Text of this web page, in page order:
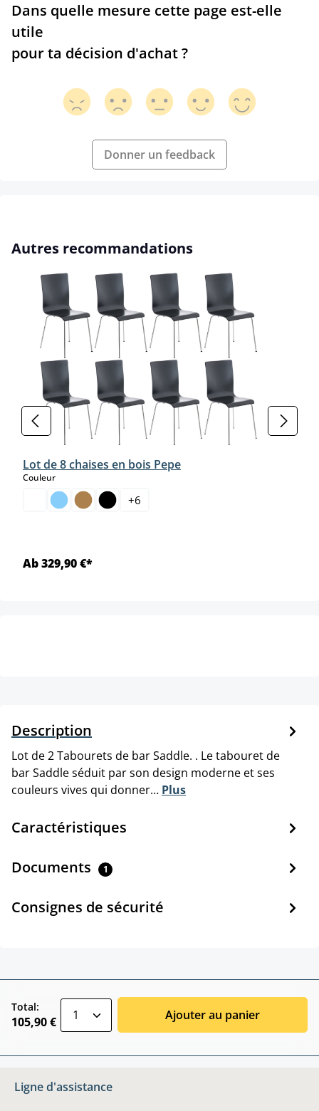
Dans quelle mesure cette page est-elle
utile
pour ta décision d'achat ?
Donner un feedback
Ignorer la galerie de produits
Autres recommandations
Lot de 8 chaises en bois Pepe
Couleurselect
+6
Ab 329,90 €*
Description
Lot de 2 Tabourets de bar Saddle. . Le tabouret de
bar Saddle séduit par son design moderne et ses
couleurs vives qui donner… Plus
Caractéristiques
Documents 1
Consignes de sécurité
Total:
105,90 € Ajouter au panier
Ligne d'assistance